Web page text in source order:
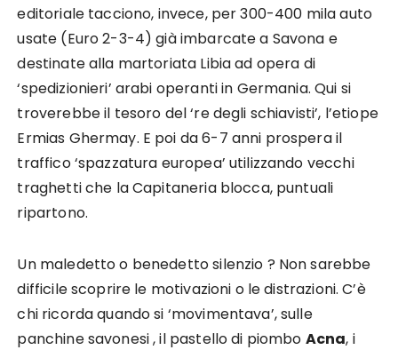
editoriale tacciono, invece, per 300-400 mila auto
usate (Euro 2-3-4) già imbarcate a Savona e
destinate alla martoriata Libia ad opera di
‘spedizionieri’ arabi operanti in Germania. Qui si
troverebbe il tesoro del ‘re degli schiavisti’, l’etiope
Ermias Ghermay. E poi da 6-7 anni prospera il
traffico ‘spazzatura europea’ utilizzando vecchi
traghetti che la Capitaneria blocca, puntuali
ripartono.
Un maledetto o benedetto silenzio ? Non sarebbe
difficile scoprire le motivazioni o le distrazioni. C’è
chi ricorda quando si ‘movimentava’, sulle
panchine savonesi , il pastello di piombo Acna, i